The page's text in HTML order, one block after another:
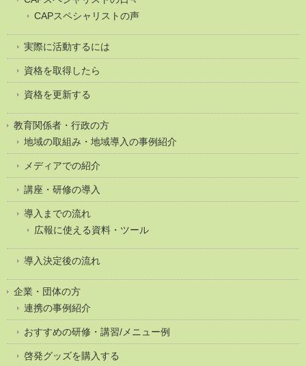
CAPスペシャリストの声
実際に活動するには
資格を取得したら
資格を更新する
教育関係者・行政の方
地域の取組み・地域導入の事例紹介
メディアでの紹介
講座・研修の導入
導入までの流れ
広報に使える資料・ツール
導入決定後の流れ
企業・団体の方
連携の事例紹介
おすすめの研修・講習/メニュー例
啓発グッズを購入する